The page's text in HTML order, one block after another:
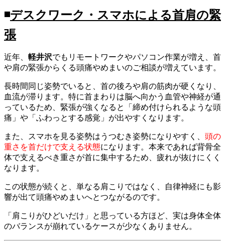
◾️デスクワーク・スマホによる首肩の緊
張
近年、 軽井沢でもリモートワークやパソコン作業が増え、首
や肩の緊張からくる頭痛やめまいのご相談が増えています。
長時間同じ姿勢でいると、首の後ろや肩の筋肉が硬くなり、
血流が滞ります。特に首まわりは脳へ向かう血管や神経が通
っているため、緊張が強くなると「締め付けられるような頭
痛」や「ふわっとする感覚」が出やすくなります。
また、スマホを見る姿勢はうつむき姿勢になりやすく、 頭の
重さを首だけで支える状態になります。本来であれば背骨全
体で支えるべき重さが首に集中するため、疲れが抜けにくく
なります。
この状態が続くと、単なる肩こりではなく、自律神経にも影
響が出て頭痛やめまいへとつながるのです。
「肩こりがひどいだけ」と思っている方ほど、実は身体全体
のバランスが崩れているケースが少なくありません。